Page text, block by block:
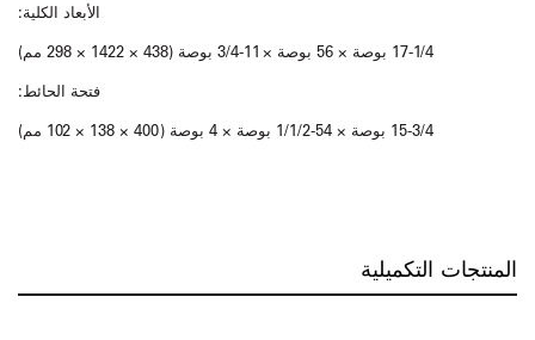
الأبعاد الكلية:
17-1/4 بوصة × 56 بوصة × 11-3/4 بوصة (438 × 1422 × 298 مم)
فتحة الحائط:
15-3/4 بوصة × 54-1/1/2 بوصة × 4 بوصة (400 × 138 × 102 مم)
المنتجات التكميلية